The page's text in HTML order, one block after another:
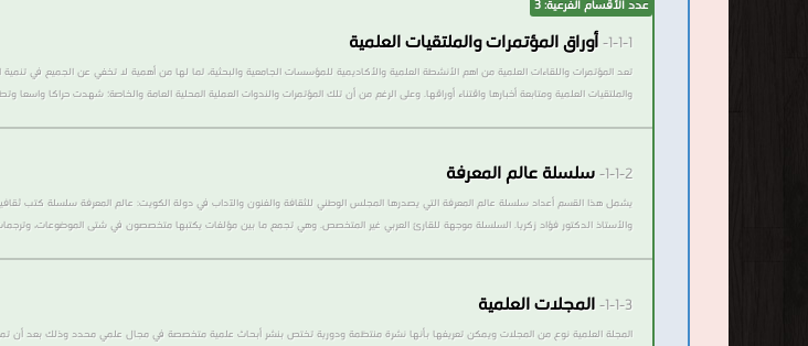
عدد الأقسام الفرعية: 3
1-1-1- أوراق المؤتمرات والملتقيات العلمية
تعد المؤتمرات واللقاءات العلمية من اهم الأنشطة العلمية والأكاديمية للمؤسسات الجامعية والبحثية، لما لها من أهمية لا تخفي عن الجميع في
والملتقيات العلمية ومتابعة أخبارها واقتناء أوراقها. وعلى الرغم من أن تلك المؤتمرات والندوات العملية المحلية العامة والخاصة؛ شهدت حراكا واسعا
1-1-2- سلسلة عالم المعرفة
والأستاذ الدكتور فؤاد زكريا. السلسلة موجهة للقارئ العربي غير المتخصص. وهي تجمع ما بين مؤلفات يكتبها متخصصون في شتى الموضوعات،
1-1-3- المجلات العلمية
المجلة العلمية نوع من المجلات ويمكن تعريفها بأنها نشرة منتظمة ودورية تختص بنشر أبحاث علمية متخصصة في مجال علمي محدد وذلك بعد أن